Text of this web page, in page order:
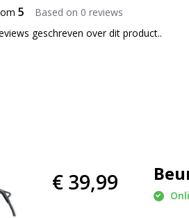
5 Based on 0 reviews
geschreven over dit product..
€ 39,99